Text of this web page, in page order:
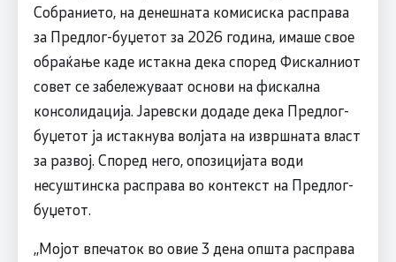
Собранието, на денешната комисиска расправа
за Предлог-буџетот за 2026 година, имаше свое
обраќање каде истакна дека според Фискалниот
совет се забележуваат основи на фискална
консолидација. Јаревски додаде дека Предлог-
буџетот ја истакнува волјата на извршната власт
за развој. Според него, опозицијата води
несуштинска расправа во контекст на Предлог-
буџетот.
,,Мојот впечаток во овие 3 дена општа расправа